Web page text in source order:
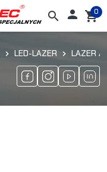
search  shopping_cart
0
LED-LAZER LAZER